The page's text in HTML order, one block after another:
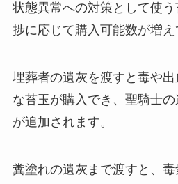
状態異常への対策として使
捗に応じて購入可能数が増え
埋葬者の遺灰を渡すと毒や
な苔玉が購入でき、聖騎士
が追加されます。
糞塗れの遺灰まで渡すと、